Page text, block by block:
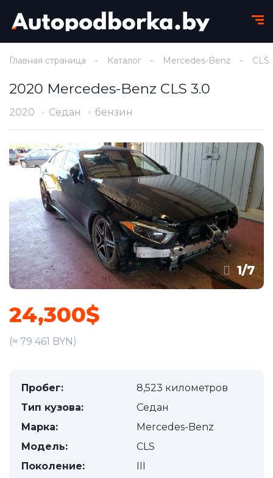
Главная страница Каталог Mercedes-Benz CLS
2020 Mercedes-Benz CLS 3.0
2020 Седан бензин
1/7
24,300$
(≈ 79 461 BYN)
Пробег:
8,523 километров
Тип кузова:
Седан
Марка:
Mercedes-Benz
Модель:
CLS
Поколение:
III